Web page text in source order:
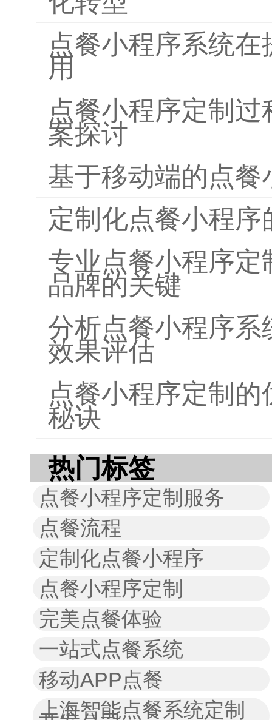
点餐小程序系统
用
点餐小程序定制
案探讨
基于移动端的点餐
定制化点餐小程
专业点餐小程序
品牌的关键
分析点餐小程序
效果评估
点餐小程序定制
秘诀
热门标签
点餐小程序定制服务
点餐流程
定制化点餐小程序
点餐小程序定制
完美点餐体验
一站式点餐系统
移动APP点餐
上海智能点餐系统定制